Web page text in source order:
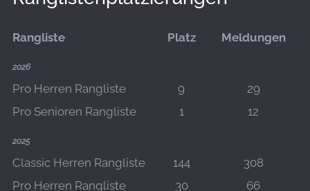
Rangliste Platz Meldungen
2026
Pro Herren Rangliste 9
29
Pro Senioren Rangliste
1 12
2025
Classic Herren Rangliste 144
308
Pro Herren Rangliste
30 66